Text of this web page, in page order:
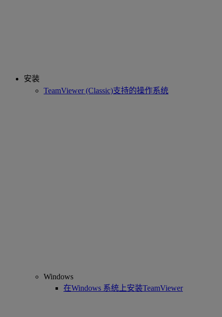
安装
TeamViewer (Classic)支持的操作系统
Windows
在Windows 系统上安装TeamViewer